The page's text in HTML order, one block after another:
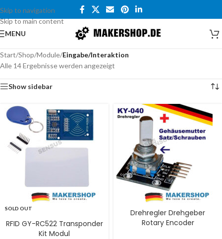
Skip to navigation
Skip to main content
MENU
Start/Shop/Module/Eingabe/Interaktion
Alle 14 Ergebnisse werden angezeigt
Show sidebar
SOLD OUT
RFID GY-RC522 Transponder
Kit Modul
Drehregler Drehgeber
Rotary Encoder